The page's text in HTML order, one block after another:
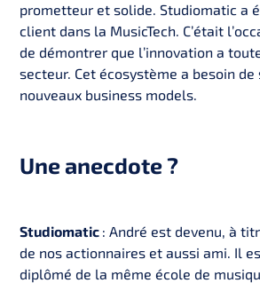
prometteur et solide. Studiomatic a
client dans la MusicTech. C’était
de démontrer que l’innovation a
secteur. Cet écosystème a besoin
nouveaux business models.
Une anecdote ?
Studiomatic : André est devenu, à
de nos actionnaires et aussi ami. Il
diplômé de la même école de